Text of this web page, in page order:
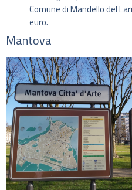
Comune di Mandello del
euro.
Mantova